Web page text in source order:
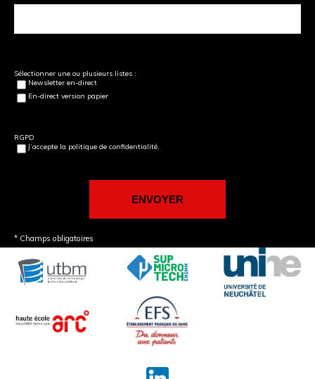
Sélectionner une ou plusieurs listes :
Newsletter en-direct
En-direct version papier
RGPD
J’accepte la politique de confidentialité.
* Champs obligatoires